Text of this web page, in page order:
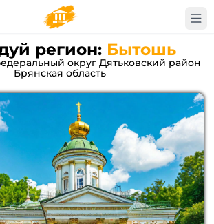
регион: Бытошь
округ Дятьковский район
Брянская область